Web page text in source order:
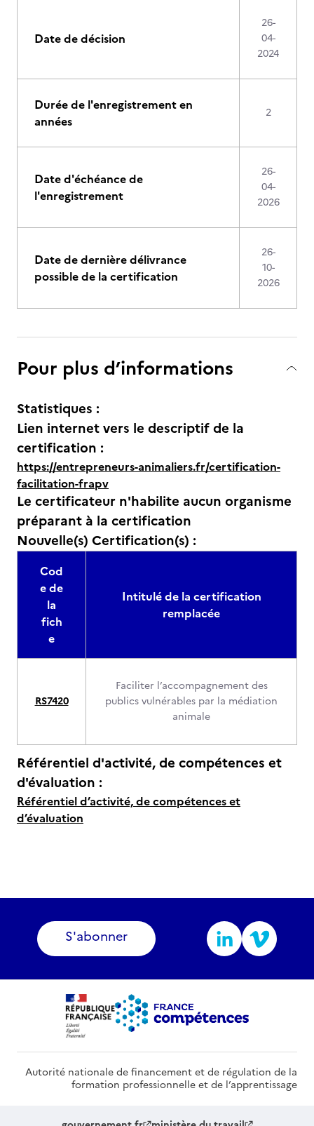
Date de décision
26-
04-
2024
Durée de l'enregistrement en
années
2
Date d'échéance de
l'enregistrement
26-
04-
2026
Date de dernière délivrance
possible de la certification
26-
10-
2026
Pour plus d’informations
Statistiques :
Lien internet vers le descriptif de la
certification :
https://entrepreneurs-animaliers.fr/certification-
facilitation-frapv
Le certificateur n'habilite aucun organisme
préparant à la certification
Nouvelle(s) Certification(s) :
Cod
e de
la
fich
e
Intitulé de la certification
remplacée
RS7420
Faciliter l’accompagnement des
publics vulnérables par la médiation
animale
Référentiel d'activité, de compétences et
d'évaluation :
Référentiel d’activité, de compétences et
d’évaluation
S'abonner
Autorité nationale de financement et de régulation de la
formation professionnelle et de l’apprentissage